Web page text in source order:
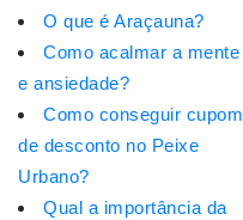
O que é Araçauna?
Como acalmar a mente
e ansiedade?
Como conseguir cupom
de desconto no Peixe
Urbano?
Qual a importância da